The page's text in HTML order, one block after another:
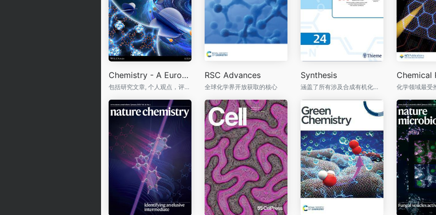
Chemistry - A European Journal
包括研究文章, 个人观点，评论和概念
RSC Advances
全球化学界开放获取的核心
Synthesis
涵盖了所有涉及合成有机化学领域，详细地记载了实验流程，完整地描述了所有重要新化合物，提供了可靠的研究成果和科学原始数据。
Chemical